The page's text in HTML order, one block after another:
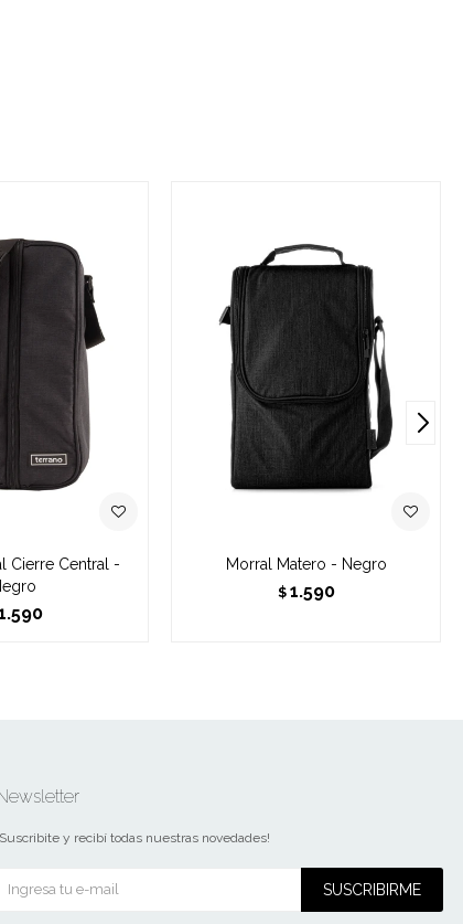
Cierre Central -
Morral Matero - Negro
$ 1.590
y recibí todas nuestras novedades!
SUSCRIBIRME